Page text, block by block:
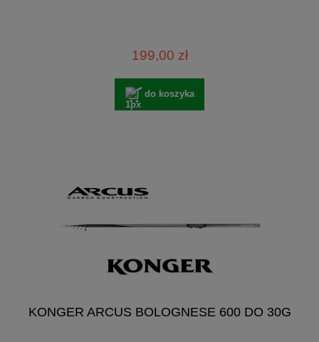
199,00 zł
do koszyka
KONGER ARCUS BOLOGNESE 600 DO 30G